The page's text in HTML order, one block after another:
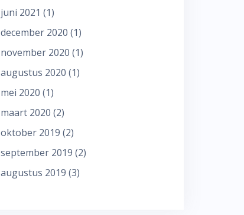
juni 2021 (1)
december 2020 (1)
november 2020 (1)
augustus 2020 (1)
mei 2020 (1)
maart 2020 (2)
oktober 2019 (2)
september 2019 (2)
augustus 2019 (3)